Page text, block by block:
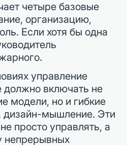
четыре базовые
организацию,
Если хотя бы одна
управление
должно включать не
модели, но и гибкие
дизайн-мышление. Эти
просто управлять, а
непрерывных